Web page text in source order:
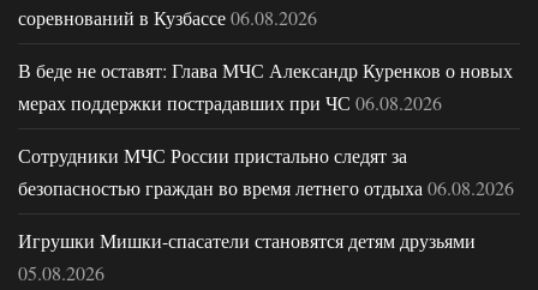
соревнований в Кузбассе06.08.2026
В беде не оставят: Глава МЧС Александр Куренков о новых
мерах поддержки пострадавших при ЧС 06.08.2026
Сотрудники МЧС России пристально следят за
безопасностью граждан во время летнего отдыха 06.08.2026
Игрушки Мишки-спасатели становятся детям друзьями
05.08.2026